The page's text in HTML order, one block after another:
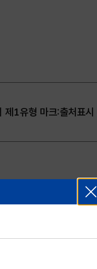
제1유형 마크:출처표시